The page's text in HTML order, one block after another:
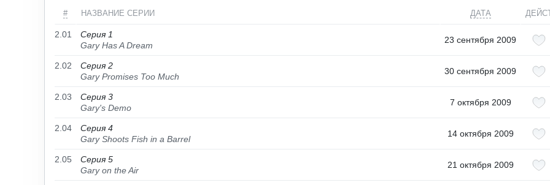
# НАЗВАНИЕ СЕРИИ ДАТА
2.01
Серия 1
Gary Has A Dream
23 сентября 2009
2.02
Серия 2
Gary Promises Too Much
30 сентября 2009
2.03
Серия 3
Gary's Demo
7 октября 2009
2.04
Серия 4
Gary Shoots Fish in a Barrel
14 октября 2009
2.05
Серия 5
Gary on the Air
21 октября 2009